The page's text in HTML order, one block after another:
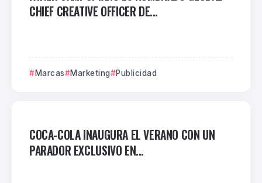
CHIEF CREATIVE OFFICER DE...
Marcas Marketing Publicidad
COCA-COLA INAUGURA EL VERANO CON UN
PARADOR EXCLUSIVO EN...